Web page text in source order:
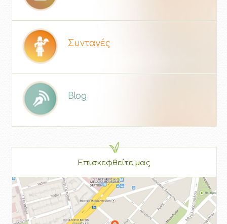
Συνταγές
Blog
Επισκεφθείτε μας